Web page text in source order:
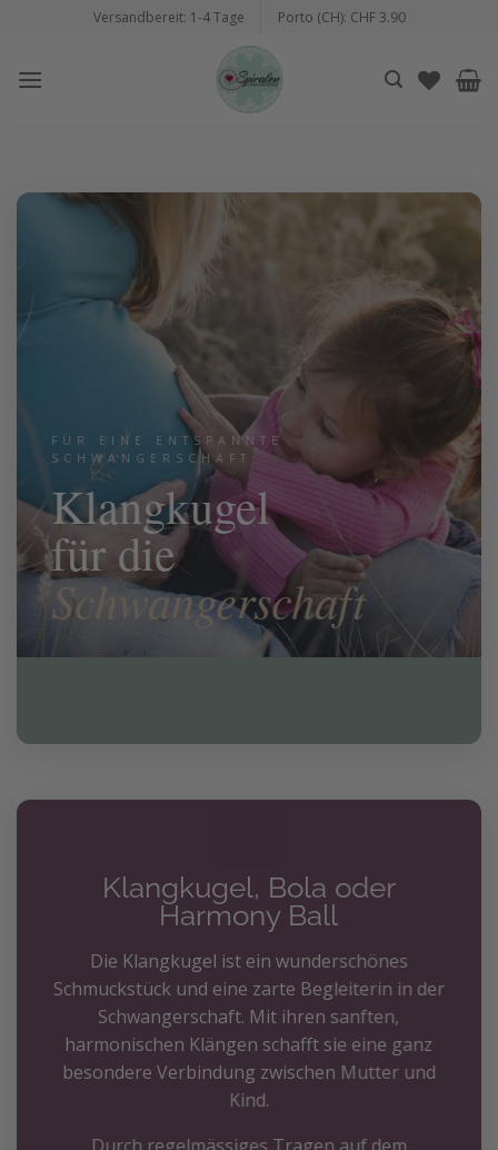
springen
Versandbereit: 1-4 Tage Porto (CH): CHF 3.90
FÜR EINE ENTSPANNTE
SCHWANGERSCHAFT
Klangkugel
für die
Schwangerschaft
Klangkugel, Bola oder
Harmony Ball
Die Klangkugel ist ein wunderschönes
Schmuckstück und eine zarte Begleiterin in der
Schwangerschaft. Mit ihren sanften,
harmonischen Klängen schafft sie eine ganz
besondere Verbindung zwischen Mutter und
Kind.